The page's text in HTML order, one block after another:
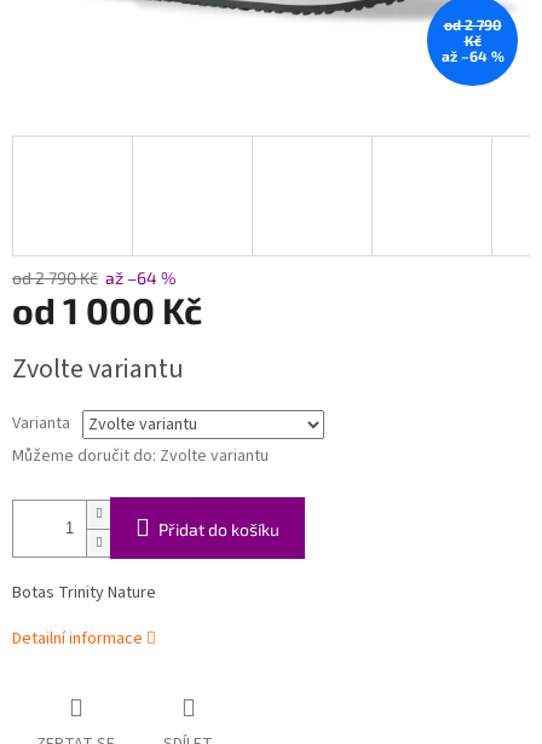
od 2 790
Kč
až –64 %
od 2 790 Kč až –64 %
od 1 000 Kč
cena:
Zvolte variantu
Varianta
Můžeme doručit do: Zvolte variantu
Přidat do košíku
Botas Trinity Nature
Detailní informace